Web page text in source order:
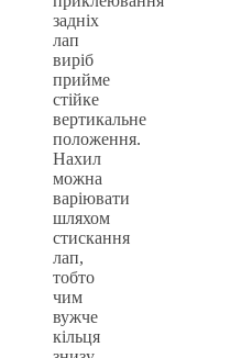
задніх
лап
виріб
прийме
стійке
вертикальне
положення.
Нахил
можна
варіювати
шляхом
стискання
лап,
тобто
чим
вужче
кільця